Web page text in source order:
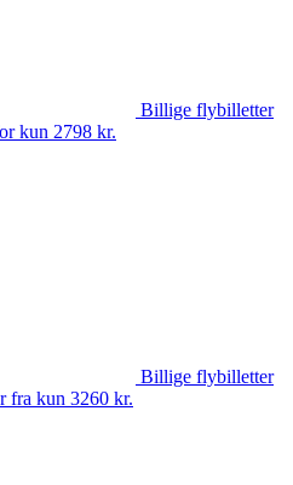
Billige flybilletter
kun 2798 kr.
Billige flybilletter
fra kun 3260 kr.